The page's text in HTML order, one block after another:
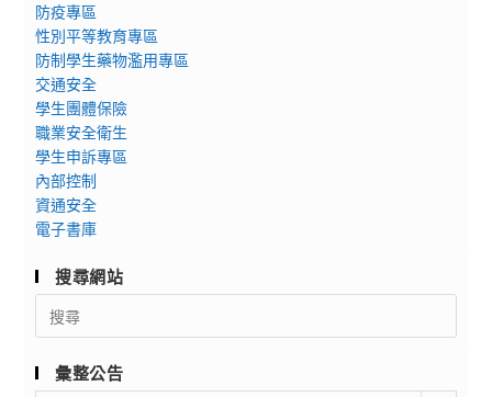
防疫專區
性別平等教育專區
防制學生藥物濫用專區
交通安全
學生團體保險
職業安全衛生
學生申訴專區
內部控制
資通安全
電子書庫
搜尋網站
Search
for:
彙整公告